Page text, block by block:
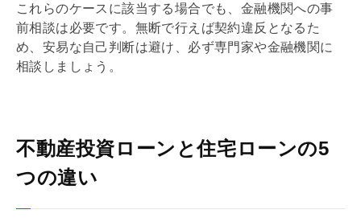
これらのケースに該当する場合でも、金融機関への事
前相談は必要です。無断で行えば契約違反となるた
め、安易な自己判断は避け、必ず専門家や金融機関に
相談しましょう。
不動産投資ローンと住宅ローンの5
つの違い